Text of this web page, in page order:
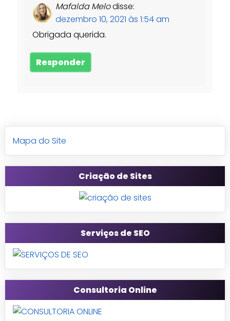
Mafalda Melodisse:
dezembro 10, 2021 às 1:54 am
Obrigada querida.
Responder
Mapa do Site
Criação de Sites
Serviços de SEO
Consultoria Online